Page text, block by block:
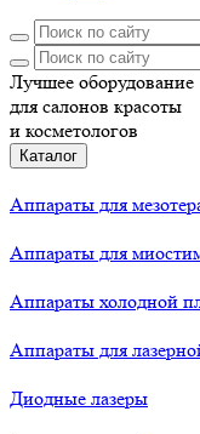
Лучшее оборудование
для салонов красоты
и косметологов
Каталог
Аппараты для
Аппараты для
Аппараты холодной
Аппараты для
Диодные лазеры